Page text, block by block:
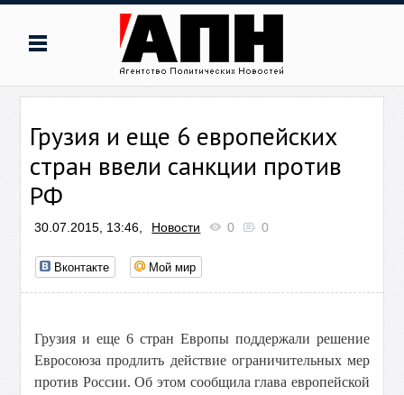
Грузия и еще 6 европейских
стран ввели санкции против
РФ
30.07.2015, 13:46, Новости 0 0
Вконтакте Мой мир
Грузия и еще 6 стран Европы поддержали решение
Евросоюза продлить действие ограничительных мер
против России. Об этом сообщила глава европейской